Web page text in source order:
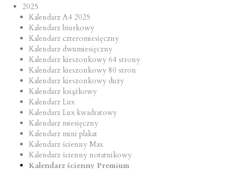
2025
Kalendarz A4 2025
Kalendarz biurkowy
Kalendarz czteromiesięczny
Kalendarz dwumiesięczny
Kalendarz kieszonkowy 64 strony
Kalendarz kieszonkowy 80 stron
Kalendarz kieszonkowy duży
Kalendarz książkowy
Kalendarz Lux
Kalendarz Lux kwadratowy
Kalendarz miesięczny
Kalendarz mini plakat
Kalendarz ścienny Max
Kalendarz ścienny notatnikowy
Kalendarz ścienny Premium